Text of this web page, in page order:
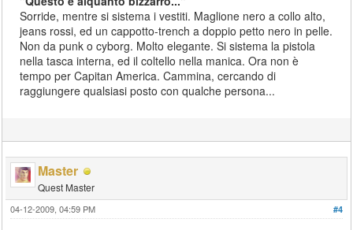
Sorride, mentre si sistema i vestiti. Maglione nero a collo alto,
jeans rossi, ed un cappotto-trench a doppio petto nero in pelle.
Non da punk o cyborg. Molto elegante. Si sistema la pistola
nella tasca interna, ed il coltello nella manica. Ora non è
tempo per Capitan America. Cammina, cercando di
raggiungere qualsiasi posto con qualche persona...
Master
Quest Master
#4
04-12-2009, 04:59 PM